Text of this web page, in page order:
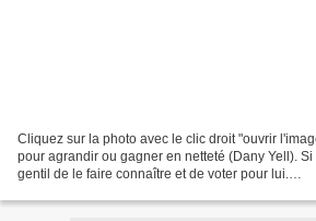
Cliquez sur la photo avec le clic droit "ouvrir
pour agrandir ou gagner en netteté (Dany Yell).
gentil de le faire connaître et de voter pour lui.